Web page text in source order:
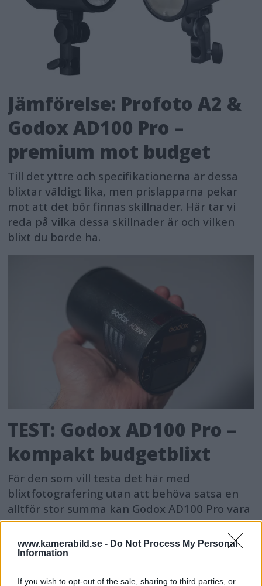
www.kamerabild.se - Do Not Process My Personal
Information
If you wish to opt-out of the sale, sharing to third parties, or
Jämförelse: Profoto A2 &
Godox AD100 Pro –
premium mot budget
Till det yttre och specifikationerna är dessa
blixtar väldigt lika, men prislapparna pekar
mot att det bör finnas skillnader. Här tar vi
reda på vilka dessa skillnader är och vilken
blixt du borde ha.
TEST: Godox AD100 Pro –
kompakt budgetblixt
För den som vill testa det här med
blixtfotografering utan att behöva satsa en
alltför stor summa kan Godox AD100 Pro vara
en lockande instegsmodell. Vi har testat den
och tittar på för- och nackdelar.